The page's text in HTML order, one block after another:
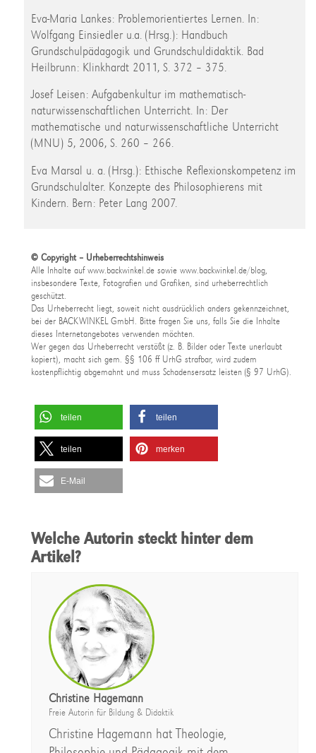
Eva-Maria Lankes: Problemorientiertes Lernen. In:
Wolfgang Einsiedler u.a. (Hrsg.): Handbuch
Grundschulpädagogik und Grundschuldidaktik. Bad
Heilbrunn: Klinkhardt 2011, S. 372 – 375.
Josef Leisen: Aufgabenkultur im mathematisch-
naturwissenschaftlichen Unterricht. In: Der
mathematische und naturwissenschaftliche Unterricht
(MNU) 5, 2006, S. 260 – 266.
Eva Marsal u. a. (Hrsg.): Ethische Reflexionskompetenz im
Grundschulalter. Konzepte des Philosophierens mit
Kindern. Bern: Peter Lang 2007.
© Copyright – Urheberrechtshinweis
Alle Inhalte auf www.backwinkel.de sowie www.backwinkel.de/blog,
insbesondere Texte, Fotografien und Grafiken, sind urheberrechtlich
geschützt.
Das Urheberrecht liegt, soweit nicht ausdrücklich anders gekennzeichnet,
bei der BACKWINKEL GmbH. Bitte fragen Sie uns, falls Sie die Inhalte
dieses Internetangebotes verwenden möchten.
Wer gegen das Urheberrecht verstößt (z. B. Bilder oder Texte unerlaubt
kopiert), macht sich gem. §§ 106 ff UrhG strafbar, wird zudem
kostenpflichtig abgemahnt und muss Schadensersatz leisten (§ 97 UrhG).
teilen teilen
teilen merken
E-Mail
Welche Autorin steckt hinter dem
Artikel?
Christine Hagemann
Freie Autorin für Bildung & Didaktik
Christine Hagemann hat Theologie,